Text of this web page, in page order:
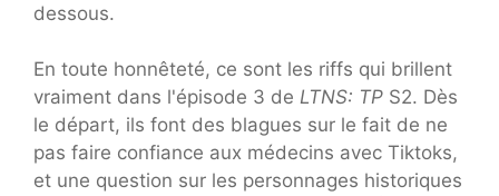
dessous.
En toute honnêteté, ce sont les riffs qui brillent
vraiment dans l'épisode 3 de LTNS: TP S2. Dès
le départ, ils font des blagues sur le fait de ne
pas faire confiance aux médecins avec Tiktoks,
et une question sur les personnages historiques